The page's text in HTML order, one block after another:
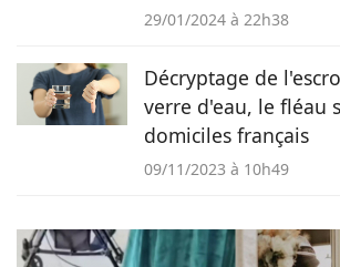
29/01/2024 à 22h38
Décryptage de
verre d'eau, le fléau
domiciles français
09/11/2023 à 10h49